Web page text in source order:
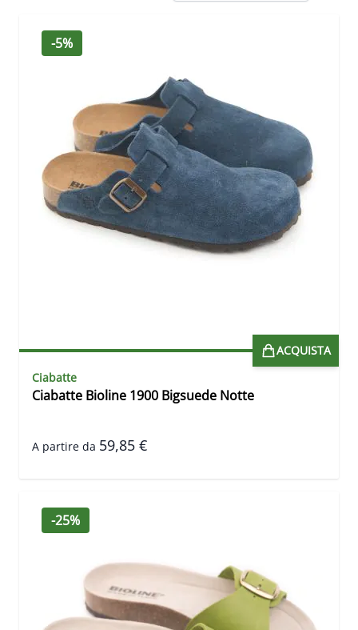
-5%
ACQUISTA
Ciabatte
Ciabatte Bioline 1900 Bigsuede Notte
A partire da 59,85 €
-25%